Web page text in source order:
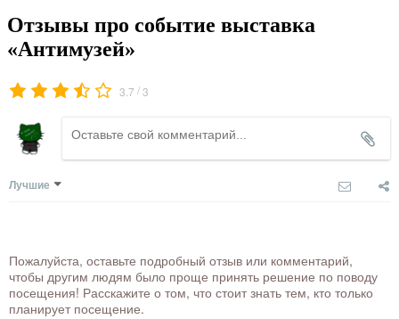
Отзывы про событие выставка
«Антимузей»
3.7 /3
Лучшие
Пожалуйста, оставьте подробный отзыв или комментарий,
чтобы другим людям было проще принять решение по поводу
посещения! Расскажите о том, что стоит знать тем, кто только
планирует посещение.